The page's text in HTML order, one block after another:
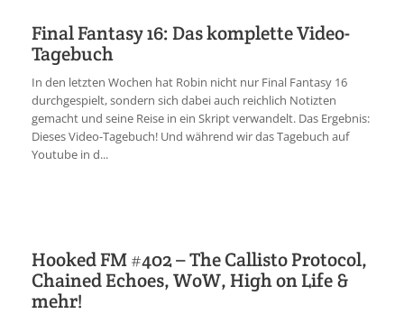
Final Fantasy 16: Das komplette Video-
Tagebuch
In den letzten Wochen hat Robin nicht nur Final Fantasy 16
durchgespielt, sondern sich dabei auch reichlich Notizten
gemacht und seine Reise in ein Skript verwandelt. Das Ergebnis:
Dieses Video-Tagebuch! Und während wir das Tagebuch auf
Youtube in d...
Hooked FM #402 – The Callisto Protocol,
Chained Echoes, WoW, High on Life &
mehr!